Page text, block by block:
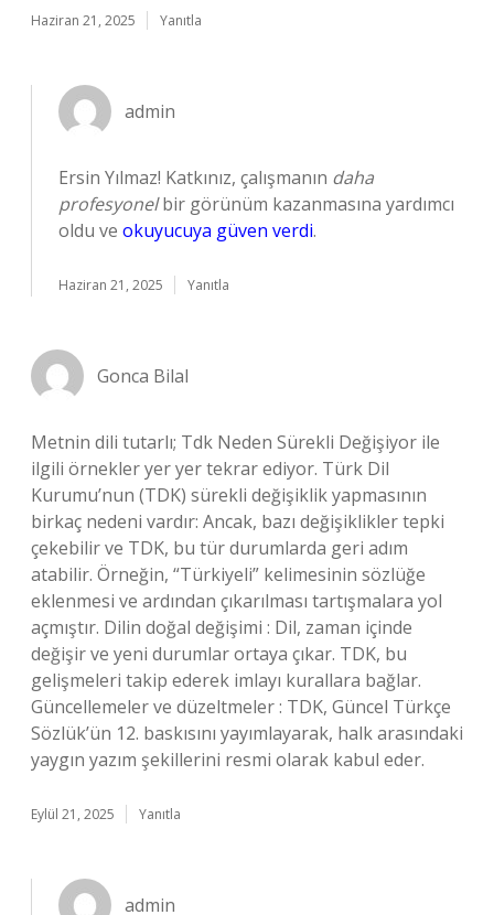
Haziran 21, 2025 Yanıtla
admin
Ersin Yılmaz! Katkınız, çalışmanın daha
profesyonelbir görünüm kazanmasına yardımcı
oldu ve okuyucuya güven verdi.
Haziran 21, 2025 Yanıtla
Gonca Bilal
Metnin dili tutarlı; Tdk Neden Sürekli Değişiyor ile
ilgili örnekler yer yer tekrar ediyor. Türk Dil
Kurumu’nun (TDK) sürekli değişiklik yapmasının
birkaç nedeni vardır: Ancak, bazı değişiklikler tepki
çekebilir ve TDK, bu tür durumlarda geri adım
atabilir. Örneğin, “Türkiyeli” kelimesinin sözlüğe
eklenmesi ve ardından çıkarılması tartışmalara yol
açmıştır. Dilin doğal değişimi : Dil, zaman içinde
değişir ve yeni durumlar ortaya çıkar. TDK, bu
gelişmeleri takip ederek imlayı kurallara bağlar.
Güncellemeler ve düzeltmeler : TDK, Güncel Türkçe
Sözlük’ün 12. baskısını yayımlayarak, halk arasındaki
yaygın yazım şekillerini resmi olarak kabul eder.
Eylül 21, 2025 Yanıtla
admin